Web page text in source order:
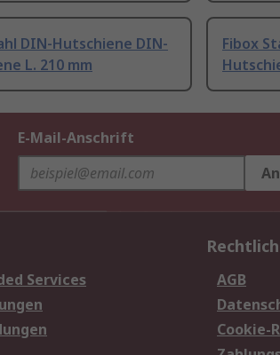
DIN-Hutschiene DIN-
L. 210 mm
Fibox
E-Mail-Anschrift
Services
AGB
Cookie-